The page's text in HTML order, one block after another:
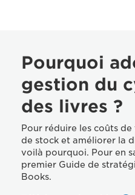
Pourquoi
gestion du
des livres ?
Pour réduire les coûts
de stock et améliorer la
voilà pourquoi. Pour en
premier Guide de
Books.